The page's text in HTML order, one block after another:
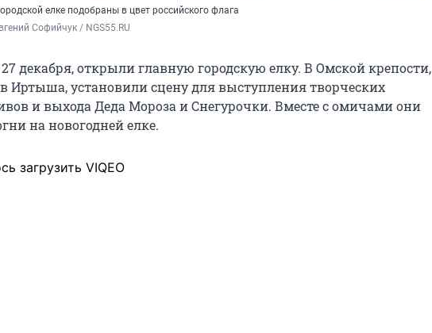
елке подобраны в цвет российского флага
Софийчук / NGS55.RU
27 декабря, открыли главную городскую елку. В Омской крепости,
Иртыша, установили сцену для выступления творческих
и выхода Деда Мороза и Снегурочки. Вместе с омичами они
на новогодней елке.
загрузить VIQEO